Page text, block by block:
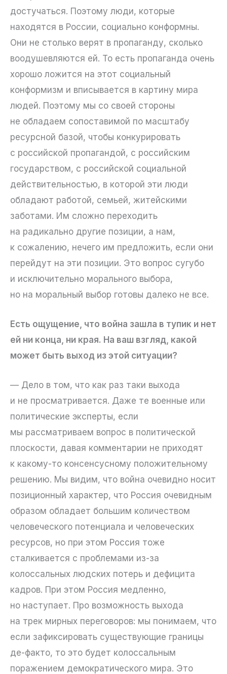
достучаться. Поэтому люди, которые
находятся в России, социально конформны.
Они не столько верят в пропаганду, сколько
воодушевляются ей. То есть пропаганда очень
хорошо ложится на этот социальный
конформизм и вписывается в картину мира
людей. Поэтому мы со своей стороны
не обладаем сопоставимой по масштабу
ресурсной базой, чтобы конкурировать
с российской пропагандой, с российским
государством, с российской социальной
действительностью, в которой эти люди
обладают работой, семьей, житейскими
заботами. Им сложно переходить
на радикально другие позиции, а нам,
к сожалению, нечего им предложить, если они
перейдут на эти позиции. Это вопрос сугубо
и исключительно морального выбора,
но на моральный выбор готовы далеко не все.
Есть ощущение, что война зашла в тупик и нет
ей ни конца, ни края. На ваш взгляд, какой
может быть выход из этой ситуации?
— Дело в том, что как раз таки выхода
и не просматривается. Даже те военные или
политические эксперты, если
мы рассматриваем вопрос в политической
плоскости, давая комментарии не приходят
к какому-то консенсусному положительному
решению. Мы видим, что война очевидно носит
позиционный характер, что Россия очевидным
образом обладает большим количеством
человеческого потенциала и человеческих
ресурсов, но при этом Россия тоже
сталкивается с проблемами из-за
колоссальных людских потерь и дефицита
кадров. При этом Россия медленно,
но наступает. Про возможность выхода
на трек мирных переговоров: мы понимаем, что
если зафиксировать существующие границы
де-факто, то это будет колоссальным
поражением демократического мира. Это